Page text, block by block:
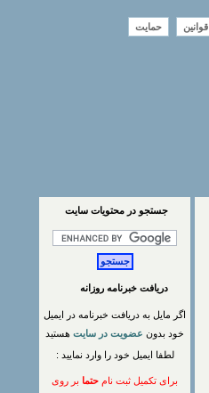
قوانین حمایت
جستجو در محتويات سايت
دریافت خبرنامه روزانه
اگر مایل به دریافت خبرنامه در ایمیل
خود بدون عضویت در سایت هستید
لطفا ایمیل خود را وارد نمایید :
برای تکمیل ثبت نام حتما بر روی